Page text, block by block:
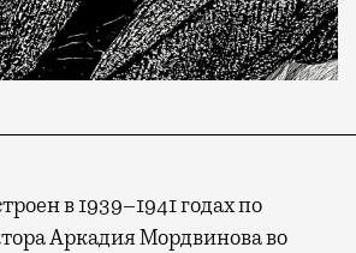
в 1939–1941 годах по
Аркадия Мордвинова во